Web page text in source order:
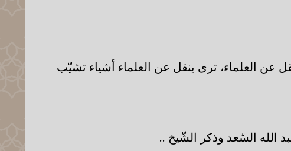
عن العلماء، ترى ينقل عن العلماء أشياء تشيّب
الله السّعد وذكر الشّيخ ..